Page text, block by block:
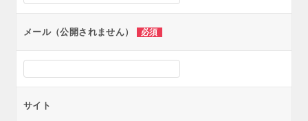
メール（公開されません） 必須
サイト